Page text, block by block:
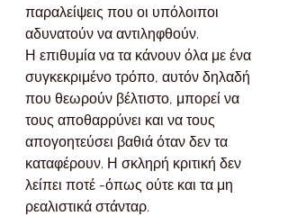
παραλείψεις που οι υπόλοιποι
αδυνατούν να αντιληφθούν.
Η επιθυμία να τα κάνουν όλα με ένα
συγκεκριμένο τρόπο, αυτόν δηλαδή
που θεωρούν βέλτιστο, μπορεί να
τους αποθαρρύνει και να τους
απογοητεύσει βαθιά όταν δεν τα
καταφέρουν. Η σκληρή κριτική δεν
λείπει ποτέ -όπως ούτε και τα μη
ρεαλιστικά στάνταρ.